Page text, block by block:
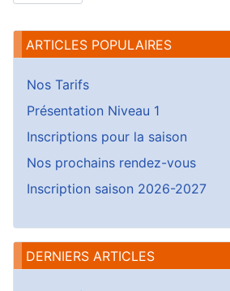
ARTICLES POPULAIRES
Nos Tarifs
Présentation Niveau 1
Inscriptions pour la saison
Nos prochains rendez-vous
Inscription saison 2026-2027
DERNIERS ARTICLES